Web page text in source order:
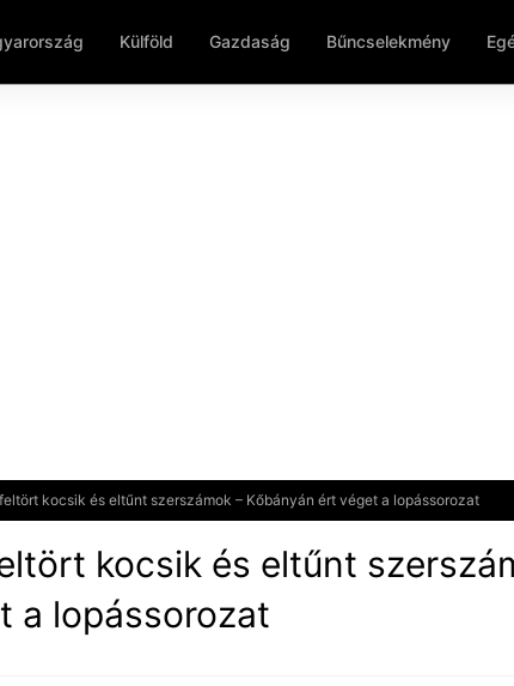
Külföld Gazdaság Bűncselekmény
kocsik és eltűnt szerszámok – Kőbányán ért véget a lopássorozat
kocsik és eltűnt
a lopássorozat